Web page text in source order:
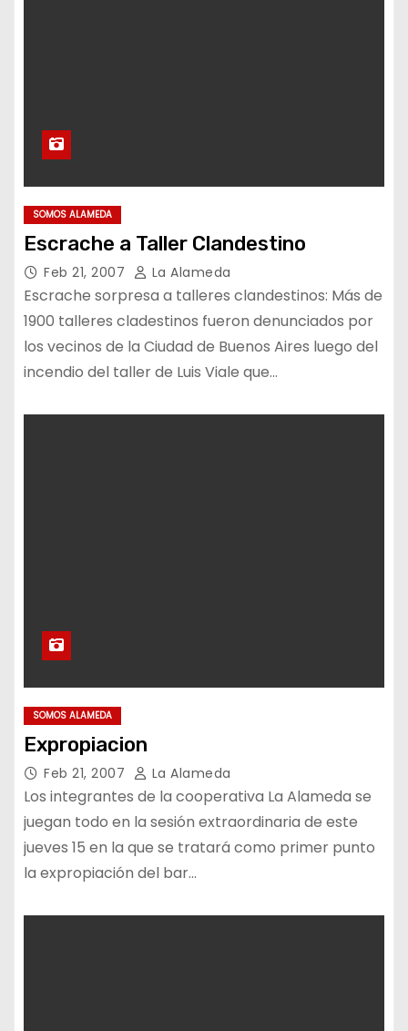
SOMOS ALAMEDA
Escrache a Taller Clandestino
Feb 21, 2007 La Alameda
Escrache sorpresa a talleres clandestinos: Más de
1900 talleres cladestinos fueron denunciados por
los vecinos de la Ciudad de Buenos Aires luego del
incendio del taller de Luis Viale que…
SOMOS ALAMEDA
Expropiacion
Feb 21, 2007 La Alameda
Los integrantes de la cooperativa La Alameda se
juegan todo en la sesión extraordinaria de este
jueves 15 en la que se tratará como primer punto
la expropiación del bar…